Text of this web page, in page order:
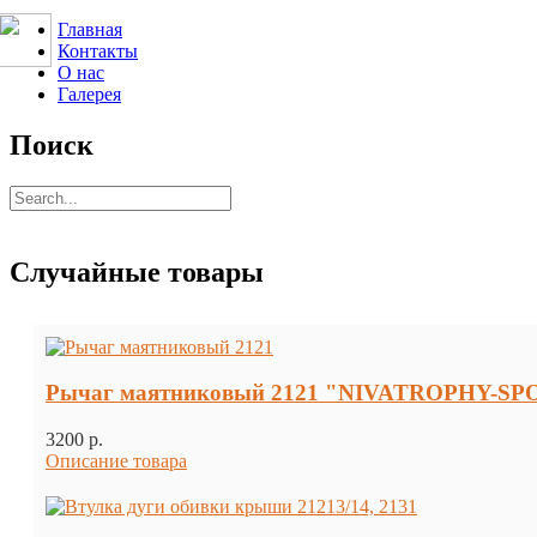
Главная
Контакты
О нас
Галерея
Поиск
Случайные товары
Рычаг маятниковый 2121 "NIVATROPHY-
3200 p.
Описание товара